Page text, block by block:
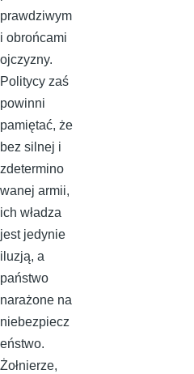
prawdziwym
i obrońcami
ojczyzny.
Politycy zaś
powinni
pamiętać, że
bez silnej i
zdetermino
wanej armii,
ich władza
jest jedynie
iluzją, a
państwo
narażone na
niebezpiecz
eństwo.
Żołnierze,